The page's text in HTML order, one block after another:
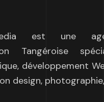
est une
Tangéroise
développement
design,